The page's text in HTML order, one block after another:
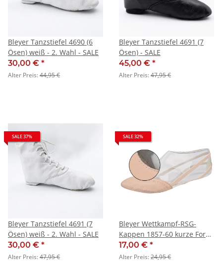
Bleyer Tanzstiefel 4690 (6
Ösen) weiß - 2. Wahl - SALE
30,00 € *
Alter Preis:44,95 €
Bleyer Tanzstiefel 4691 (7
Ösen) - SALE
45,00 € *
Alter Preis:47,95 €
SALE 37%
Bleyer Tanzstiefel 4691 (7
Ösen) weiß - 2. Wahl - SALE
30,00 € *
Alter Preis:47,95 €
SALE 32%
Bleyer Wettkampf-RSG-
Kappen 1857-60 kurze Form,
lachs - SALE
17,00 € *
Alter Preis:24,95 €